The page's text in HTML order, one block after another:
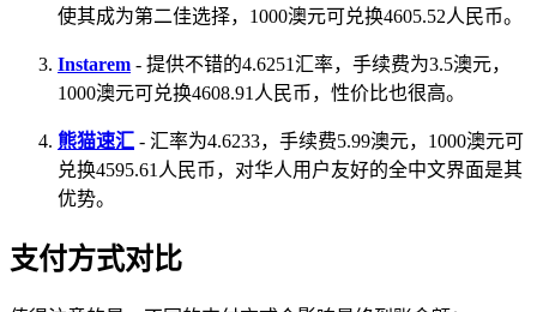
使其成为第二佳选择，1000澳元可兑换4605.52人民币。
Instarem - 提供不错的4.6251汇率，手续费为3.5澳元，
1000澳元可兑换4608.91人民币，性价比也很高。
熊猫速汇 - 汇率为4.6233，手续费5.99澳元，1000澳元可
兑换4595.61人民币，对华人用户友好的全中文界面是其
优势。
支付方式对比